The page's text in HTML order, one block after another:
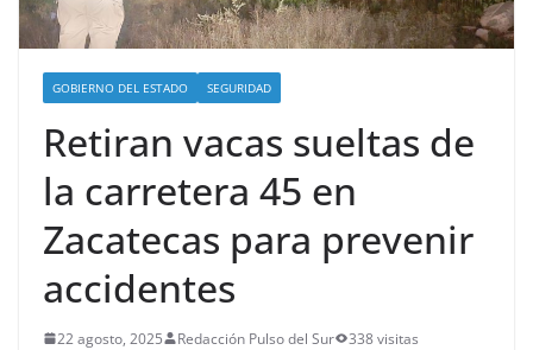
GOBIERNO DEL ESTADO SEGURIDAD
Retiran vacas sueltas de
la carretera 45 en
Zacatecas para prevenir
accidentes
22 agosto, 2025 Redacción Pulso del Sur 338 visitas